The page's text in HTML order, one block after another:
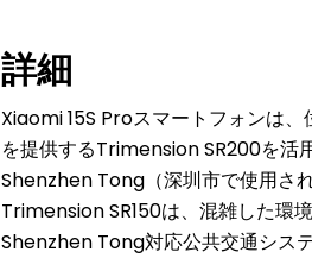
詳細
Xiaomi 15S Proスマートフォンは
を提供するTrimension SR200を活
Shenzhen Tong（深圳市で使用さ
Trimension SR150は、混雑した環
Shenzhen Tong対応公共交通シス